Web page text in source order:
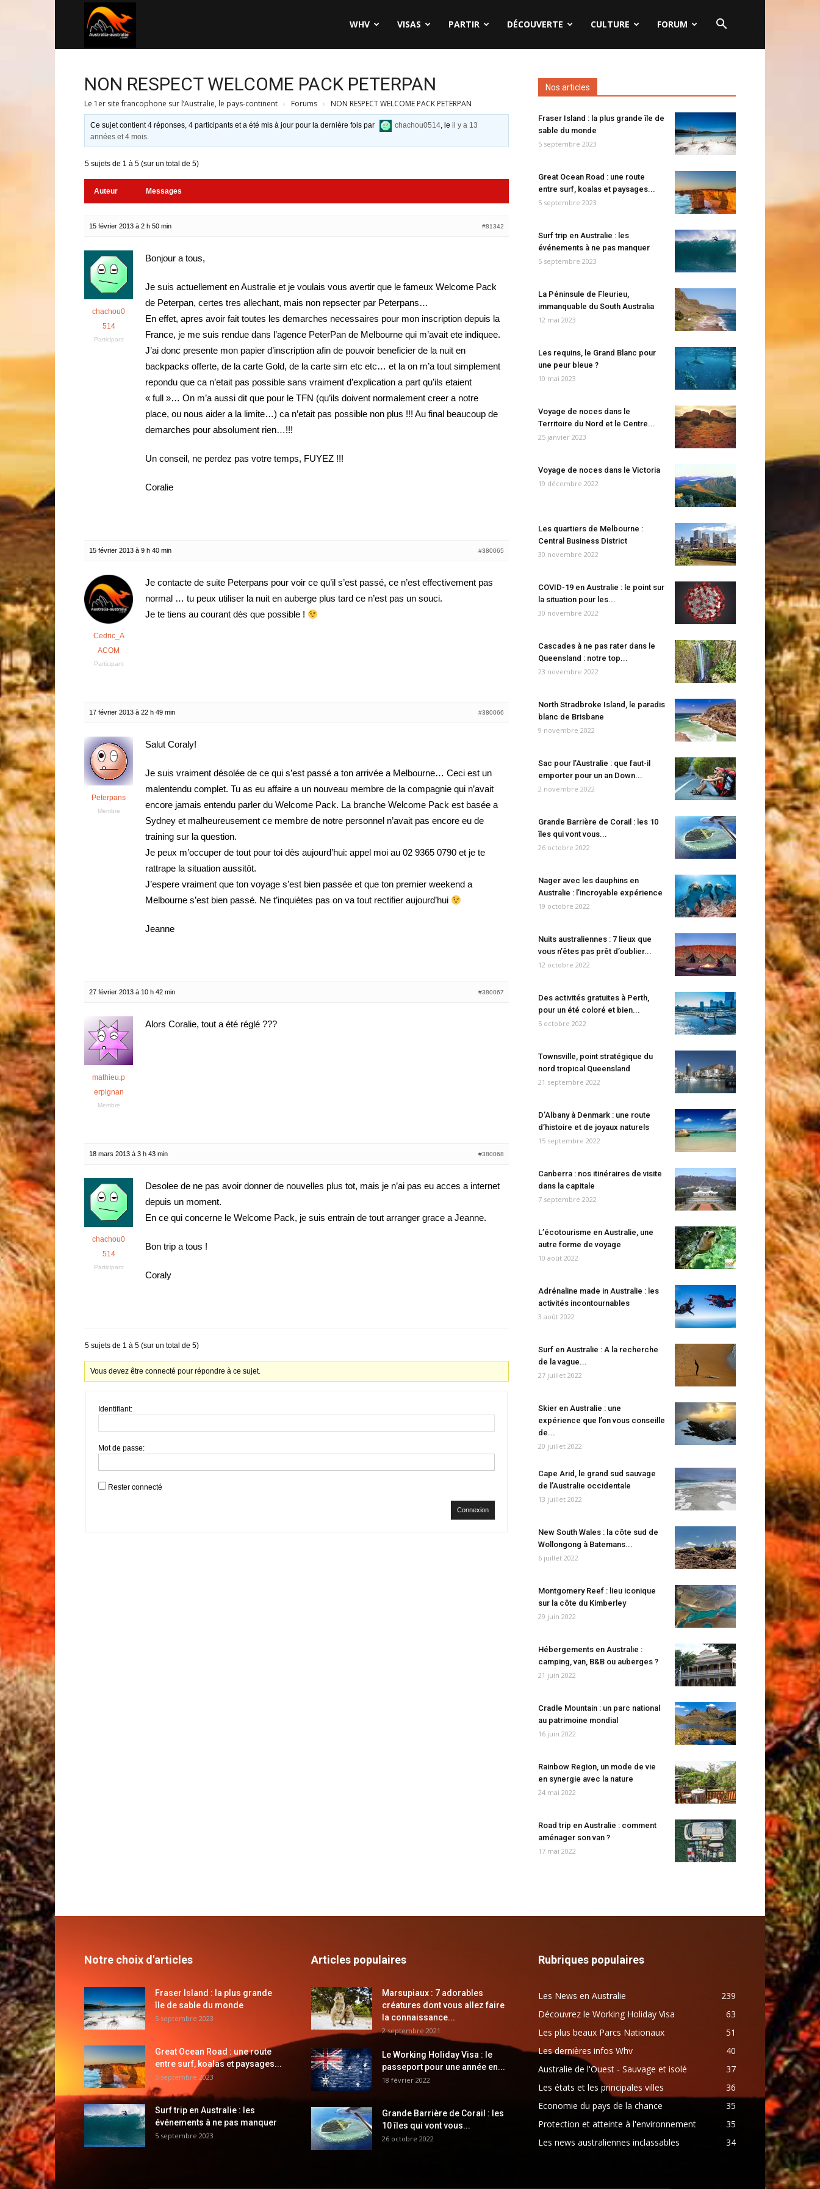
WHV VISAS PARTIR DÉCOUVERTE CULTURE FORUM
NON RESPECT WELCOME PACK PETERPAN
Le 1er site francophone sur l’Australie, le pays-continent › Forums › NON RESPECT WELCOME PACK PETERPAN
Ce sujet contient 4 réponses, 4 participants et a été mis à jour pour la dernière fois par chachou0514, leil y a 13
années et 4 mois.
5 sujets de 1 à 5 (sur un total de 5)
Auteur Messages
15 février 2013 à 2 h 50 min #81342
chachou0
514
Participant
Bonjour a tous,
Je suis actuellement en Australie et je voulais vous avertir que le fameux Welcome Pack
de Peterpan, certes tres allechant, mais non repsecter par Peterpans…
En effet, apres avoir fait toutes les demarches necessaires pour mon inscription depuis la
France, je me suis rendue dans l’agence PeterPan de Melbourne qui m’avait ete indiquee.
J’ai donc presente mon papier d’inscription afin de pouvoir beneficier de la nuit en
backpacks offerte, de la carte Gold, de la carte sim etc etc… et la on m’a tout simplement
repondu que ca n’etait pas possible sans vraiment d’explication a part qu’ils etaient
« full »… On m’a aussi dit que pour le TFN (qu’ils doivent normalement creer a notre
place, ou nous aider a la limite…) ca n’etait pas possible non plus !!! Au final beaucoup de
demarches pour absolument rien…!!!
Un conseil, ne perdez pas votre temps, FUYEZ !!!
Coralie
15 février 2013 à 9 h 40 min #380065
Cedric_A
ACOM
Participant
Je contacte de suite Peterpans pour voir ce qu’il s’est passé, ce n’est effectivement pas
normal … tu peux utiliser la nuit en auberge plus tard ce n’est pas un souci.
Je te tiens au courant dès que possible !
17 février 2013 à 22 h 49 min #380066
Peterpans
Membre
Salut Coraly!
Je suis vraiment désolée de ce qui s’est passé a ton arrivée a Melbourne… Ceci est un
malentendu complet. Tu as eu affaire a un nouveau membre de la compagnie qui n’avait
encore jamais entendu parler du Welcome Pack. La branche Welcome Pack est basée a
Sydney et malheureusement ce membre de notre personnel n’avait pas encore eu de
training sur la question.
Je peux m’occuper de tout pour toi dès aujourd’hui: appel moi au 02 9365 0790 et je te
rattrape la situation aussitôt.
J’espere vraiment que ton voyage s’est bien passée et que ton premier weekend a
Melbourne s’est bien passé. Ne t’inquiètes pas on va tout rectifier aujourd’hui
Jeanne
27 février 2013 à 10 h 42 min #380067
mathieu.p
erpignan
Membre
Alors Coralie, tout a été réglé ???
18 mars 2013 à 3 h 43 min #380068
chachou0
514
Participant
Desolee de ne pas avoir donner de nouvelles plus tot, mais je n’ai pas eu acces a internet
depuis un moment.
En ce qui concerne le Welcome Pack, je suis entrain de tout arranger grace a Jeanne.
Bon trip a tous !
Coraly
5 sujets de 1 à 5 (sur un total de 5)
Vous devez être connecté pour répondre à ce sujet.
Identifiant:
Mot de passe:
Rester connecté
Connexion
Nos articles
Fraser Island : la plus grande île de
sable du monde
5 septembre 2023
Great Ocean Road : une route
entre surf, koalas et paysages...
5 septembre 2023
Surf trip en Australie : les
événements à ne pas manquer
5 septembre 2023
La Péninsule de Fleurieu,
immanquable du South Australia
12 mai 2023
Les requins, le Grand Blanc pour
une peur bleue ?
10 mai 2023
Voyage de noces dans le
Territoire du Nord et le Centre...
25 janvier 2023
Voyage de noces dans le Victoria
19 décembre 2022
Les quartiers de Melbourne :
Central Business District
30 novembre 2022
COVID-19 en Australie : le point sur
la situation pour les...
30 novembre 2022
Cascades à ne pas rater dans le
Queensland : notre top...
23 novembre 2022
North Stradbroke Island, le paradis
blanc de Brisbane
9 novembre 2022
Sac pour l’Australie : que faut-il
emporter pour un an Down...
2 novembre 2022
Grande Barrière de Corail : les 10
îles qui vont vous...
26 octobre 2022
Nager avec les dauphins en
Australie : l’incroyable expérience
19 octobre 2022
Nuits australiennes : 7 lieux que
vous n’êtes pas prêt d’oublier...
12 octobre 2022
Des activités gratuites à Perth,
pour un été coloré et bien...
5 octobre 2022
Townsville, point stratégique du
nord tropical Queensland
21 septembre 2022
D’Albany à Denmark : une route
d’histoire et de joyaux naturels
15 septembre 2022
Canberra : nos itinéraires de visite
dans la capitale
7 septembre 2022
L’écotourisme en Australie, une
autre forme de voyage
10 août 2022
Adrénaline made in Australie : les
activités incontournables
3 août 2022
Surf en Australie : A la recherche
de la vague...
27 juillet 2022
Skier en Australie : une
expérience que l’on vous conseille
de...
20 juillet 2022
Cape Arid, le grand sud sauvage
de l’Australie occidentale
13 juillet 2022
New South Wales : la côte sud de
Wollongong à Batemans...
6 juillet 2022
Montgomery Reef : lieu iconique
sur la côte du Kimberley
29 juin 2022
Hébergements en Australie :
camping, van, B&B ou auberges ?
21 juin 2022
Cradle Mountain : un parc national
au patrimoine mondial
16 juin 2022
Rainbow Region, un mode de vie
en synergie avec la nature
24 mai 2022
Road trip en Australie : comment
aménager son van ?
17 mai 2022
Notre choix d'articles
Fraser Island : la plus grande
île de sable du monde
5 septembre 2023
Great Ocean Road : une route
entre surf, koalas et paysages...
5 septembre 2023
Surf trip en Australie : les
événements à ne pas manquer
5 septembre 2023
Articles populaires
Marsupiaux : 7 adorables
créatures dont vous allez faire
la connaissance...
2 septembre 2021
Le Working Holiday Visa : le
passeport pour une année en...
18 février 2022
Grande Barrière de Corail : les
10 îles qui vont vous...
26 octobre 2022
Rubriques populaires
Les News en Australie
239
Découvrez le Working Holiday Visa
63
Les plus beaux Parcs Nationaux
51
Les dernières infos Whv
40
Australie de l'Ouest - Sauvage et isolé
37
Les états et les principales villes
36
Economie du pays de la chance
35
Protection et atteinte à l'environnement
35
Les news australiennes inclassables
34